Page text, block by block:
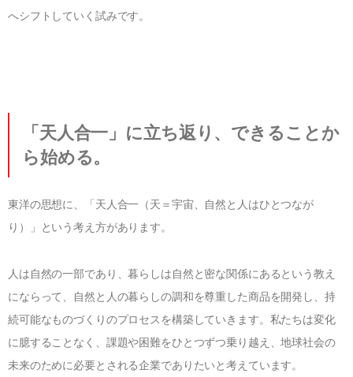
へシフトしていく試みです。
「天人合一」に立ち返り、できることか
ら始める。
東洋の思想に、「天人合一（天＝宇宙、自然と人はひとつなが
り）」という考え方があります。
人は自然の一部であり、暮らしは自然と密な関係にあるという教え
にならって、自然と人の暮らしの調和を尊重した商品を開発し、持
続可能なものづくりのプロセスを構築していきます。私たちは変化
に臆することなく、課題や困難をひとつずつ乗り越え、地球社会の
未来のために必要とされる企業でありたいと考えています。